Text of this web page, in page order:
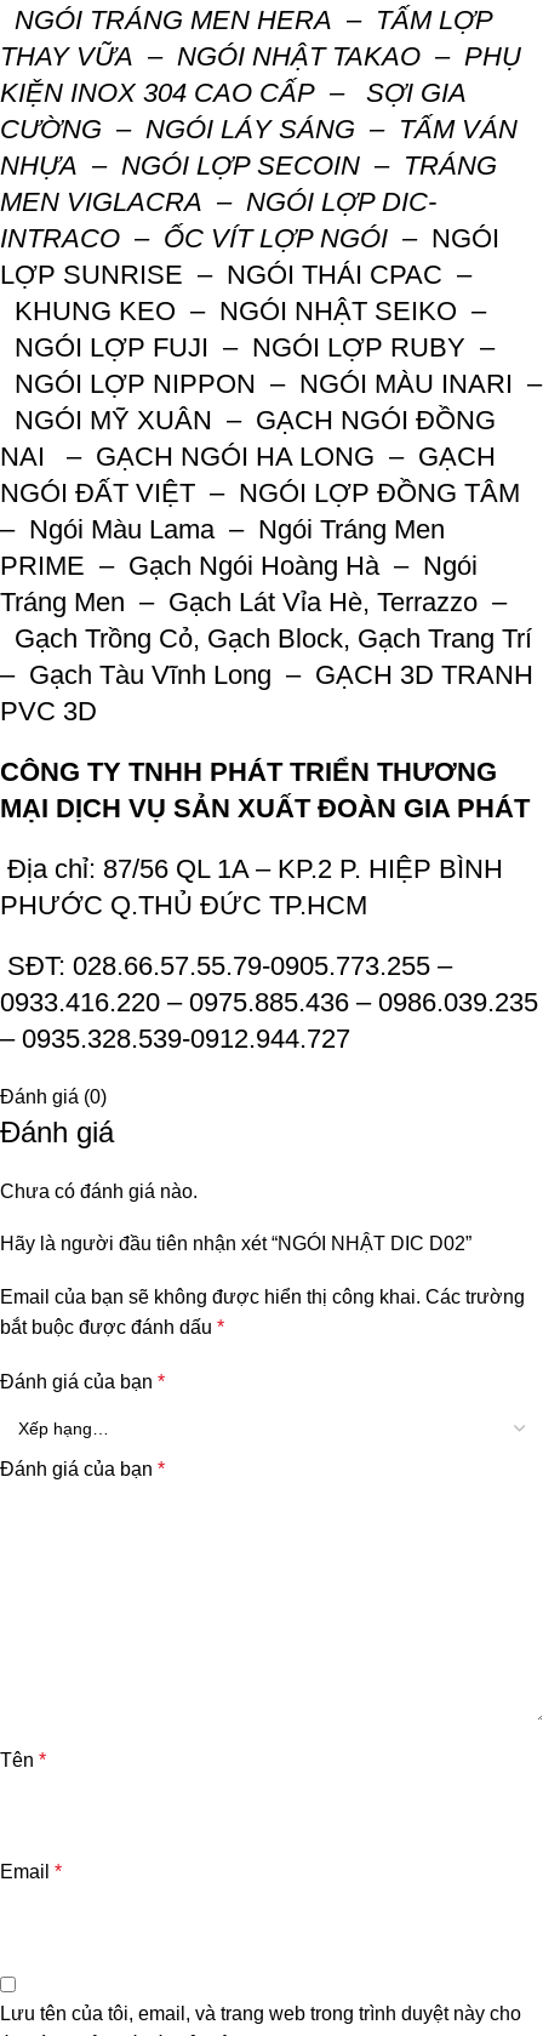
NGÓI TRÁNG MEN HERA – TẤM LỢP
THAY VỮA – NGÓI NHẬT TAKAO – PHỤ
KIỆN INOX 304 CAO CẤP – SỢI GIA
CƯỜNG – NGÓI LÁY SÁNG – TẤM VÁN
NHỰA – NGÓI LỢP SECOIN – TRÁNG
MEN VIGLACRA – NGÓI LỢP DIC-
INTRACO – ỐC VÍT LỢP NGÓI – NGÓI
LỢP SUNRISE – NGÓI THÁI CPAC –
KHUNG KEO – NGÓI NHẬT SEIKO –
NGÓI LỢP FUJI – NGÓI LỢP RUBY –
NGÓI LỢP NIPPON – NGÓI MÀU INARI –
NGÓI MỸ XUÂN – GẠCH NGÓI ĐỒNG
NAI – GẠCH NGÓI HA LONG – GẠCH
NGÓI ĐẤT VIỆT – NGÓI LỢP ĐỒNG TÂM
– Ngói Màu Lama – Ngói Tráng Men
PRIME – Gạch Ngói Hoàng Hà – Ngói
Tráng Men – Gạch Lát Vỉa Hè, Terrazzo –
Gạch Trồng Cỏ, Gạch Block, Gạch Trang Trí
– Gạch Tàu Vĩnh Long – GẠCH 3D TRANH
PVC 3D
CÔNG TY TNHH PHÁT TRIỂN THƯƠNG
MẠI DỊCH VỤ SẢN XUẤT ĐOÀN GIA PHÁT
Địa chỉ: 87/56 QL 1A – KP.2 P. HIỆP BÌNH
PHƯỚC Q.THỦ ĐỨC TP.HCM
SĐT: 028.66.57.55.79-0905.773.255 –
0933.416.220 – 0975.885.436 – 0986.039.235
– 0935.328.539-0912.944.727
Đánh giá (0)
Đánh giá
Chưa có đánh giá nào.
Hãy là người đầu tiên nhận xét “NGÓI NHẬT DIC D02”
Email của bạn sẽ không được hiển thị công khai. Các trường
bắt buộc được đánh dấu *
Đánh giá của bạn *
Đánh giá của bạn *
Tên *
Email *
Lưu tên của tôi, email, và trang web trong trình duyệt này cho